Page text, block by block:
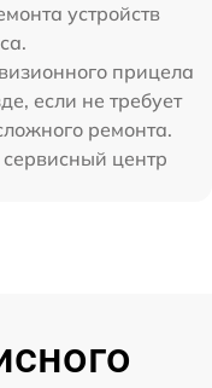
устройств
прицела
если не требует
ремонта.
центр